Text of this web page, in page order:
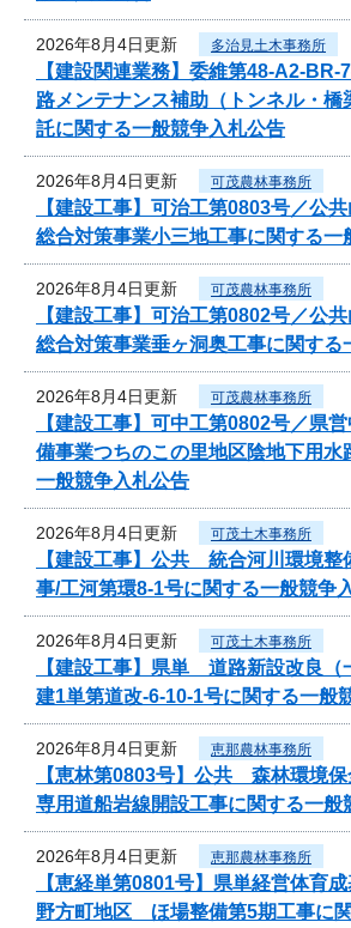
2026年8月4日更新 多治見土木事務所
【建設関連業務】委維第48-A2-
路メンテナンス補助（トンネル・橋
託に関する一般競争入札公告
2026年8月4日更新 可茂農林事務所
【建設工事】可治工第0803号／公
総合対策事業小三地工事に関する一
2026年8月4日更新 可茂農林事務所
【建設工事】可治工第0802号／公
総合対策事業垂ヶ洞奥工事に関する
2026年8月4日更新 可茂農林事務所
【建設工事】可中工第0802号／県
備事業つちのこの里地区陰地下用水
一般競争入札公告
2026年8月4日更新 可茂土木事務所
【建設工事】公共 統合河川環境整
事/工河第環8-1号に関する一般競争
2026年8月4日更新 可茂土木事務所
【建設工事】県単 道路新設改良
建1単第道改-6-10-1号に関する一般
2026年8月4日更新 恵那農林事務所
【恵林第0803号】公共 森林環境
専用道船岩線開設工事に関する一般
2026年8月4日更新 恵那農林事務所
【恵経単第0801号】県単経営体育
野方町地区 ほ場整備第5期工事に